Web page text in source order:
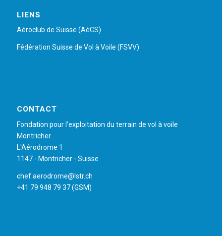
LIENS
Aéroclub de Suisse (AéCS)
Fédération Suisse de Vol à Voile (FSVV)
CONTACT
Fondation pour l’exploitation du terrain de vol à voile
Montricher
L'Aérodrome 1
1147 - Montricher - Suisse
chef.aerodrome@lstr.ch
+41 79 948 79 37 (GSM)